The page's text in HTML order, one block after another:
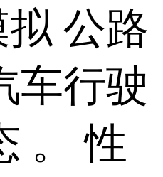
公路
车行驶
。 性